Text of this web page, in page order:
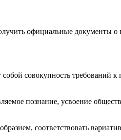
официальные документы
совокупность
познание, усвоение
соответствовать